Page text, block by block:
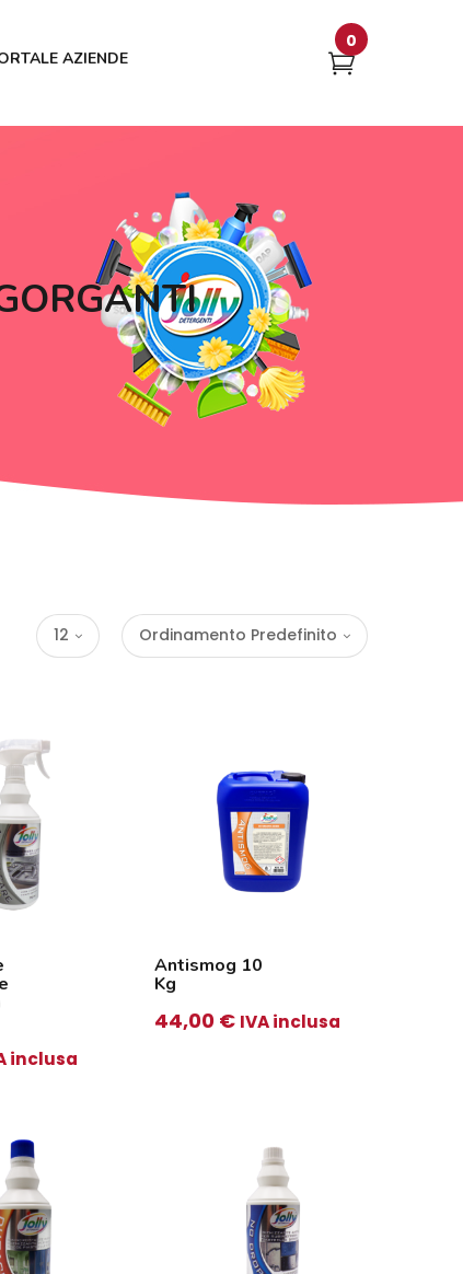
AZIENDE
0
Ordinamento Predefinito
12
inclusa
Antismog 10
Kg
44,00 € IVA inclusa